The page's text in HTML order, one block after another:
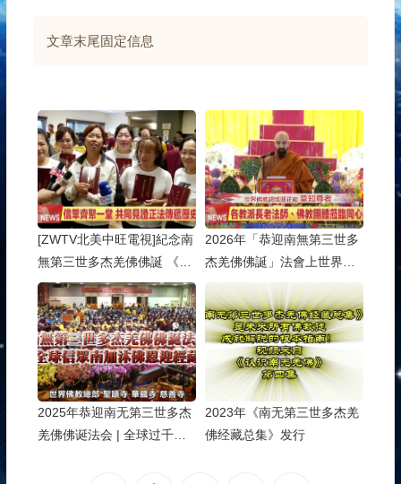
文章末尾固定信息
[ZWTV北美中旺電視]紀念南
無第三世多杰羌佛佛誕 《南
無第三世多杰羌佛經藏總
集》新卷面世
2026年「恭迎南無第三世多
杰羌佛佛誕」法會上世界佛
教總部蓮花釦莫知尊者的講
話
2025年恭迎南无第三世多杰
羌佛佛诞法会 | 全球过千信
2023年《南无第三世多杰羌
佛经藏总集》发行